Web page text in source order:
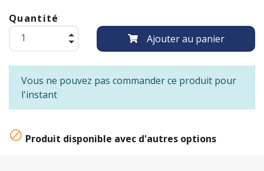
Quantité
Ajouter au panier
Vous ne pouvez pas commander ce produit pour
l'instant
 Produit disponible avec d'autres options